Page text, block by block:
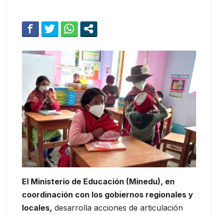
El Ministerio de Educación (Minedu), en
coordinación con los gobiernos regionales y
locales, desarrolla acciones de articulación